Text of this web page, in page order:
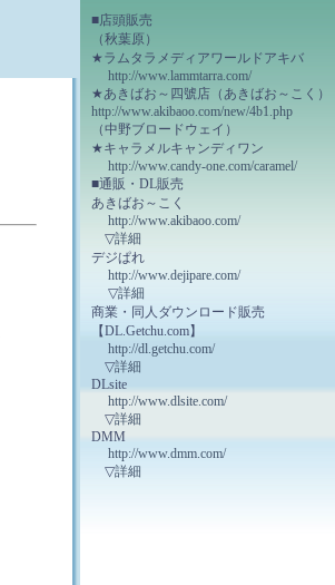
■店頭販売
（秋葉原）
★ラムタラメディアワールドアキバ
http://www.lammtarra.com/
★あきばお～四號店（あきばお～こく）
http://www.akibaoo.com/new/4b1.php
（中野ブロードウェイ）
★キャラメルキャンディワン
http://www.candy-one.com/caramel/
■通販・DL販売
あきばお～こく
http://www.akibaoo.com/
▽詳細
デジぱれ
http://www.dejipare.com/
▽詳細
商業・同人ダウンロード販売
【DL.Getchu.com】
http://dl.getchu.com/
▽詳細
DLsite
http://www.dlsite.com/
▽詳細
DMM
http://www.dmm.com/
▽詳細